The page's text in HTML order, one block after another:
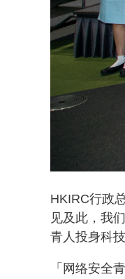
HKIRC行政
见及此，我
青人投身科
「网络安全